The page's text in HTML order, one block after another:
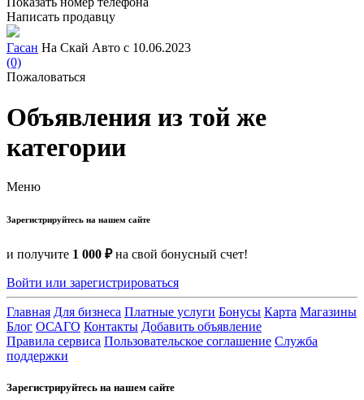
Написать продавцу
Гасан На Скай Авто с 10.06.2023
(0)
Пожаловаться
Объявления из той же
категории
Меню
Зарегистрируйтесь на нашем сайте
и получите 1 000 ₽на свой бонусный счет!
Войти или зарегистрироваться
Главная Для бизнеса Платные услуги Бонусы Карта Магазины
Блог ОСАГО Контакты Добавить объявление
Правила сервиса Пользовательское соглашение Служба
поддержки
Зарегистрируйтесь на нашем сайте